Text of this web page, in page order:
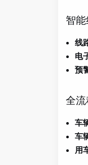
智
线
电
预
全
车
车
用